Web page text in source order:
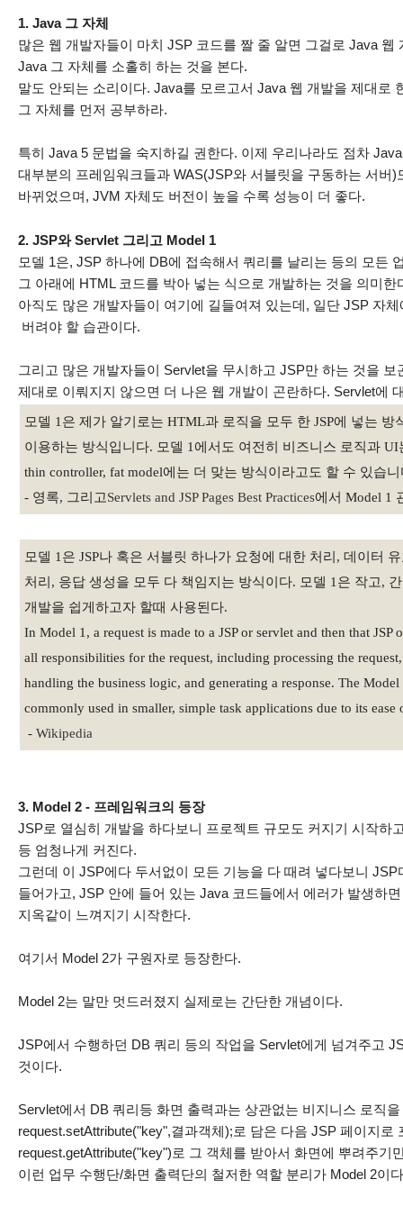
1. Java 그 자체
많은 웹 개발자들이 마치 JSP 코드를 짤 줄 알면 그걸로 Java
Java 그 자체를 소홀히 하는 것을 본다.
말도 안되는 소리이다. Java를 모르고서 Java 웹 개발을 제대로
그 자체를 먼저 공부하라.
특히 Java 5 문법을 숙지하길 권한다. 이제 우리나라도 점차
대부분의 프레임워크들과 WAS(JSP와 서블릿을 구동하는 서버
바뀌었으며, JVM 자체도 버전이 높을 수록 성능이 더 좋다.
2. JSP와 Servlet 그리고 Model 1
모델 1은, JSP 하나에 DB에 접속해서 쿼리를 날리는 등의 모든
그 아래에 HTML 코드를 박아 넣는 식으로 개발하는 것을 의미한
아직도 많은 개발자들이 여기에 길들여져 있는데, 일단 JSP 자
버려야 할 습관이다.
그리고 많은 개발자들이 Servlet을 무시하고 JSP만 하는 것을
제대로 이뤄지지 않으면 더 나은 웹 개발이 곤란하다. Servlet에
모델 1은 제가 알기로는 HTML과 로직을 모두 한 JSP에 넣는 방
이용하는 방식입니다. 모델 1에서도 여전히 비즈니스 로직과
thin controller, fat model에는 더 맞는 방식이라고도 할 수 있습니
- 영록, 그리고Servlets and JSP Pages Best Practices에서 Model 1
모델 1은 JSP나 혹은 서블릿 하나가 요청에 대한 처리, 데이터
처리, 응답 생성을 모두 다 책임지는 방식이다. 모델 1은 작고,
개발을 쉽게하고자 할때 사용된다.
In Model 1, a request is made to a JSP or servlet and then that JSP
all responsibilities for the request, including processing the
handling the business logic, and generating a response. The
commonly used in smaller, simple task applications due to its ease
- Wikipedia
3. Model 2 - 프레임워크의 등장
JSP로 열심히 개발을 하다보니 프로젝트 규모도 커지기 시작하
등 엄청나게 커진다.
그런데 이 JSP에다 두서없이 모든 기능을 다 때려 넣다보니
들어가고, JSP 안에 들어 있는 Java 코드들에서 에러가 발생하
지옥같이 느껴지기 시작한다.
여기서 Model 2가 구원자로 등장한다.
Model 2는 말만 멋드러졌지 실제로는 간단한 개념이다.
JSP에서 수행하던 DB 쿼리 등의 작업을 Servlet에게 넘겨주고
것이다.
Servlet에서 DB 쿼리등 화면 출력과는 상관없는 비지니스 로직
request.setAttribute("key",결과객체);로 담은 다음 JSP 페이지로
request.getAttribute("key")로 그 객체를 받아서 화면에 뿌려주기
이런 업무 수행단/화면 출력단의 철저한 역할 분리가 Model 2이